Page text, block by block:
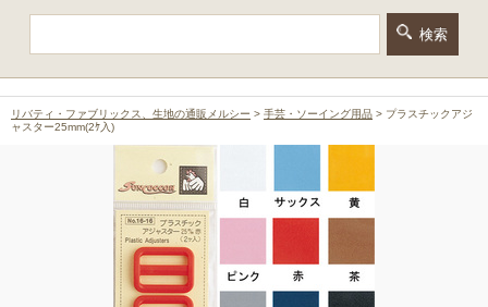
リバティ・ファブリックス、生地の通販メルシー > 手芸・ソーイング用品 > プラスチックアジ
ャスター25mm(2ｹ入)